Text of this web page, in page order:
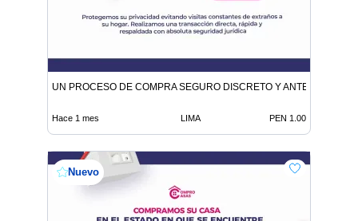
UN PROCESO DE COMPRA SEGURO DISCRETO Y ANTE NOTARIO
Hace 1 mes LIMA PEN 1.00
Nuevo